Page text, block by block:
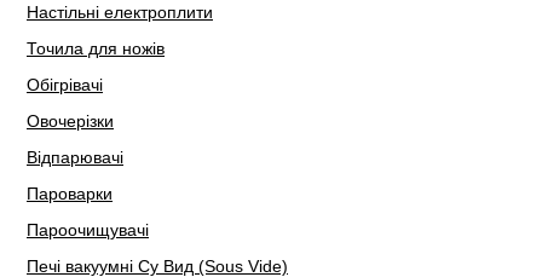
Настільні електроплити
Точила для ножів
Обігрівачі
Овочерізки
Відпарювачі
Пароварки
Пароочищувачі
Печі вакуумні Су Вид (Sous Vide)